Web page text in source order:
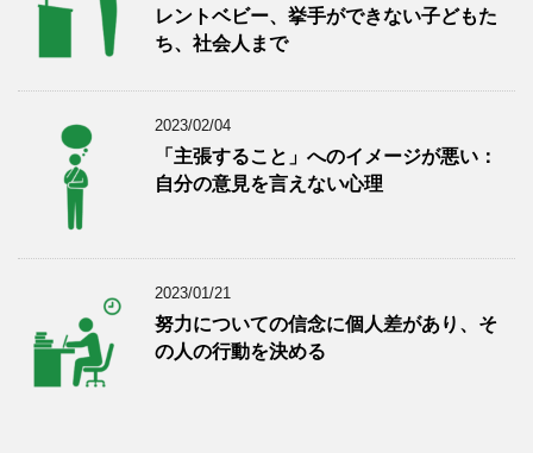
レントベビー、挙手ができない子どもた
ち、社会人まで
2023/02/04
「主張すること」へのイメージが悪い：
自分の意見を言えない心理
2023/01/21
努力についての信念に個人差があり、そ
の人の行動を決める